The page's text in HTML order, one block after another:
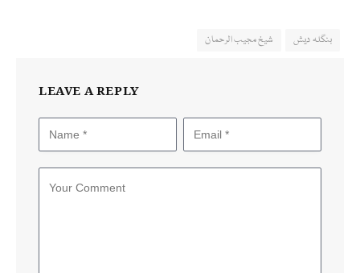
بنگلہ دیش شیخ مجیب الرحمان
LEAVE A REPLY